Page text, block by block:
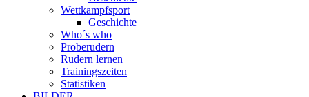
Wettkampfsport
Geschichte
Who´s who
Proberudern
Rudern lernen
Trainingszeiten
Statistiken